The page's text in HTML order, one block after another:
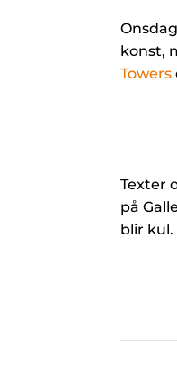
konst,
Towers
Texter
på
blir